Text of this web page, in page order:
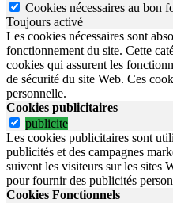
Cookies nécessaires au bon
Toujours activé
Les cookies nécessaires sont
fonctionnement du site. Cette
cookies qui assurent les
de sécurité du site Web. Ces
personnelle.
Cookies publicitaires
publicite
Les cookies publicitaires sont
publicités et des campagnes
suivent les visiteurs sur les sites
pour fournir des publicités
Cookies Fonctionnels